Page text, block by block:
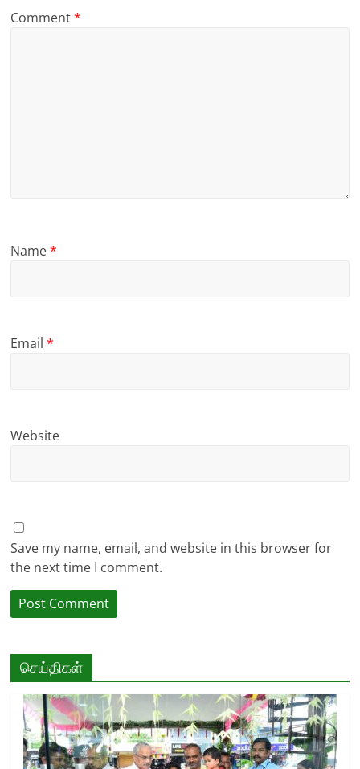
Comment*
Name*
Email*
Website
Save my name, email, and website in this browser for
the next time I comment.
செய்திகள்